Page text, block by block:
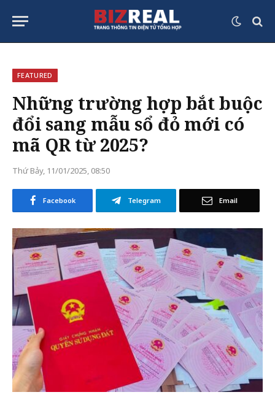
FEATURED
Những trường hợp bắt buộc
đổi sang mẫu sổ đỏ mới có
mã QR từ 2025?
Thứ Bảy, 11/01/2025, 08:50
Facebook Telegram Email